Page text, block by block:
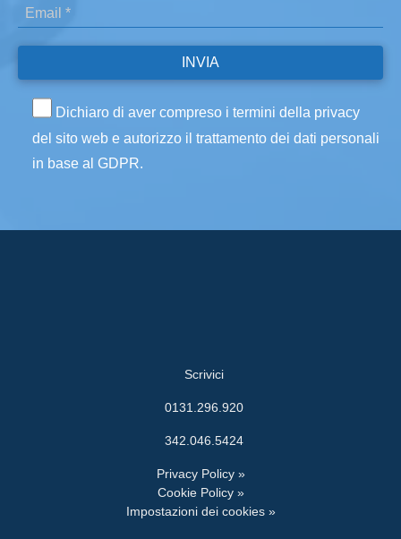
Dichiaro di aver compreso i termini della privacy
del sito web e autorizzo il trattamento dei dati personali
in base al GDPR.
Scrivici
0131.296.920
342.046.5424
Privacy Policy »
Cookie Policy »
Impostazioni dei cookies »